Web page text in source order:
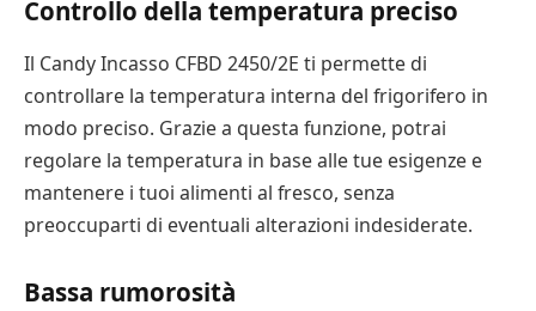
Controllo della temperatura preciso
Il Candy Incasso CFBD 2450/2E ti permette di
controllare la temperatura interna del frigorifero in
modo preciso. Grazie a questa funzione, potrai
regolare la temperatura in base alle tue esigenze e
mantenere i tuoi alimenti al fresco, senza
preoccuparti di eventuali alterazioni indesiderate.
Bassa rumorosità